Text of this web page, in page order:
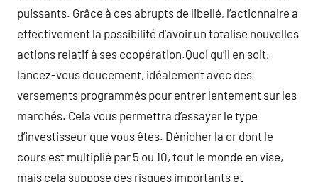
puissants. Grâce à ces abrupts de libellé, l’actionnaire a
effectivement la possibilité d’avoir un totalise nouvelles
actions relatif à ses coopération.Quoi qu’il en soit,
lancez-vous doucement, idéalement avec des
versements programmés pour entrer lentement sur les
marchés. Cela vous permettra d’essayer le type
d’investisseur que vous êtes. Dénicher la or dont le
cours est multiplié par 5 ou 10, tout le monde en vise,
mais cela suppose des risques importants et